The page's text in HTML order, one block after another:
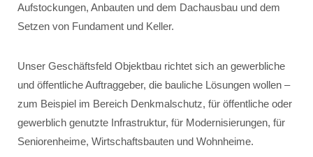
Aufstockungen, Anbauten und dem Dachausbau und dem
Setzen von Fundament und Keller.
Unser Geschäftsfeld Objektbau richtet sich an gewerbliche
und öffentliche Auftraggeber, die bauliche Lösungen wollen –
zum Beispiel im Bereich Denkmalschutz, für öffentliche oder
gewerblich genutzte Infrastruktur, für Modernisierungen, für
Seniorenheime, Wirtschaftsbauten und Wohnheime.